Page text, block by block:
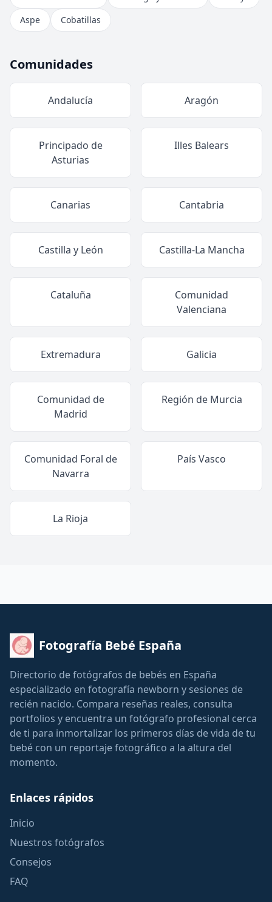
Aspe
Cobatillas
Comunidades
Andalucía Aragón
Principado de
Asturias
Illes Balears
Canarias Cantabria
Castilla y León Castilla-La Mancha
Cataluña
Comunidad
Valenciana
Extremadura Galicia
Comunidad de
Madrid
Región de Murcia
Comunidad Foral de
Navarra
País Vasco
La Rioja
Fotografía Bebé España
Directorio de fotógrafos de bebés en España
especializado en fotografía newborn y sesiones de
recién nacido. Compara reseñas reales, consulta
portfolios y encuentra un fotógrafo profesional cerca
de ti para inmortalizar los primeros días de vida de tu
bebé con un reportaje fotográfico a la altura del
momento.
Enlaces rápidos
Inicio
Nuestros fotógrafos
Consejos
FAQ